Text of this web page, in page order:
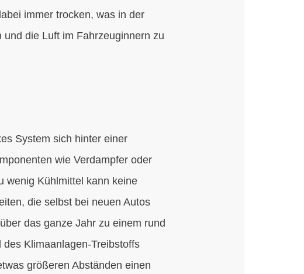
immer trocken, was in der
die Luft im Fahrzeuginnern zu
System sich hinter einer
wie Verdampfer oder
wenig Kühlmittel kann keine
die selbst bei neuen Autos
das ganze Jahr zu einem rund
Klimaanlagen-Treibstoffs
größeren Abständen einen